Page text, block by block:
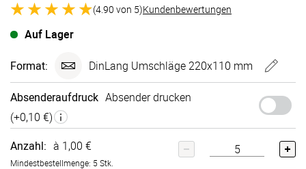
(4.90 von 5)Kundenbewertungen
Auf Lager
Format: DinLang Umschläge 220x110 mm
Absenderaufdruck Absender drucken
(+0,10 €)
Anzahl: à 1,00 €
Mindestbestellmenge: 5 Stk.